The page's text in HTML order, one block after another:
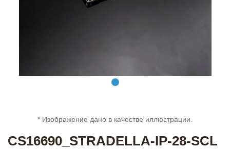
* Изображение дано в качестве иллюстрации.
CS16690_STRADELLA-IP-28-SCL